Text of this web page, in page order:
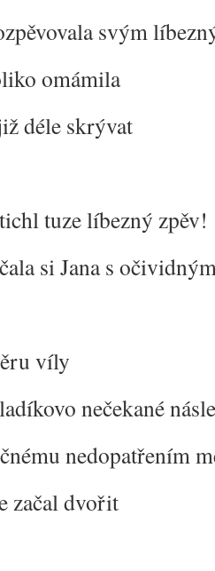
svým
omámila
déle skrývat
tuze líbezný zpěv!
si Jana s
víly
nečekané
nedopatřením
začal dvořit